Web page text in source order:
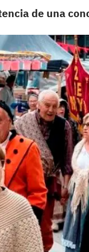
de una